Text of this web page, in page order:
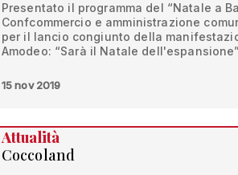
Presentato il programma del “Natale a
Confcommercio e amministrazione
per il lancio congiunto della
Amodeo: “Sarà il Natale dell'espansione”
15 nov 2019
Attualità
Coccoland